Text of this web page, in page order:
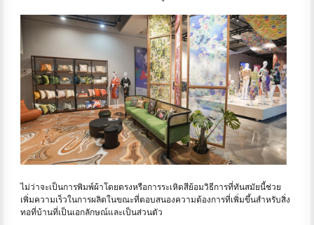
ไม่ว่าจะเป็นการพิมพ์ผ้าโดยตรงหรือการระเหิดสีย้อมวิธีการที่ทันสมัยนี้ช่วย
เพิ่มความเร็วในการผลิตในขณะที่ตอบสนองความต้องการที่เพิ่มขึ้นสำหรับสิ่ง
ทอที่บ้านที่เป็นเอกลักษณ์และเป็นส่วนตัว